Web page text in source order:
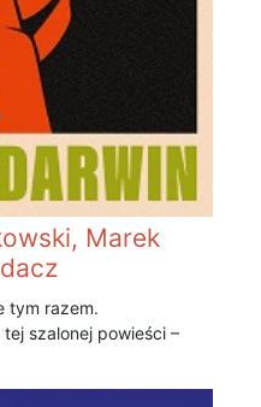
Marek
tym razem.
szalonej powieści –